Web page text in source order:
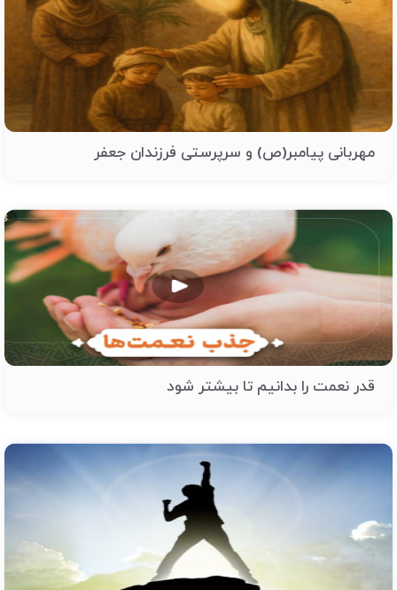
مهربانی پیامبر(ص) و سرپرستی فرزندان جعفر
قدر نعمت را بدانیم تا بیشتر شود